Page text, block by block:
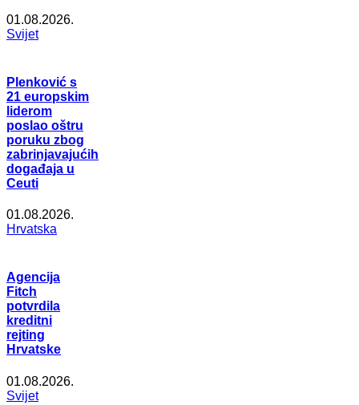
01.08.2026.
Svijet
Plenković s
21 europskim
liderom
poslao oštru
poruku zbog
zabrinjavajućih
događaja u
Ceuti
01.08.2026.
Hrvatska
Agencija
Fitch
potvrdila
kreditni
rejting
Hrvatske
01.08.2026.
Svijet